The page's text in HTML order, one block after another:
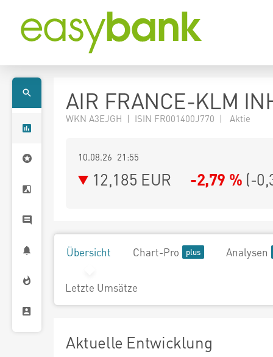
AIR FRANCE-KLM
WKN A3EJGH | ISIN FR001400J770 | Aktie
10.08.26 21:55
12,185 EUR -2,79 % (-
Übersicht Chart-Pro Analysen
Letzte Umsätze
Aktuelle Entwicklung